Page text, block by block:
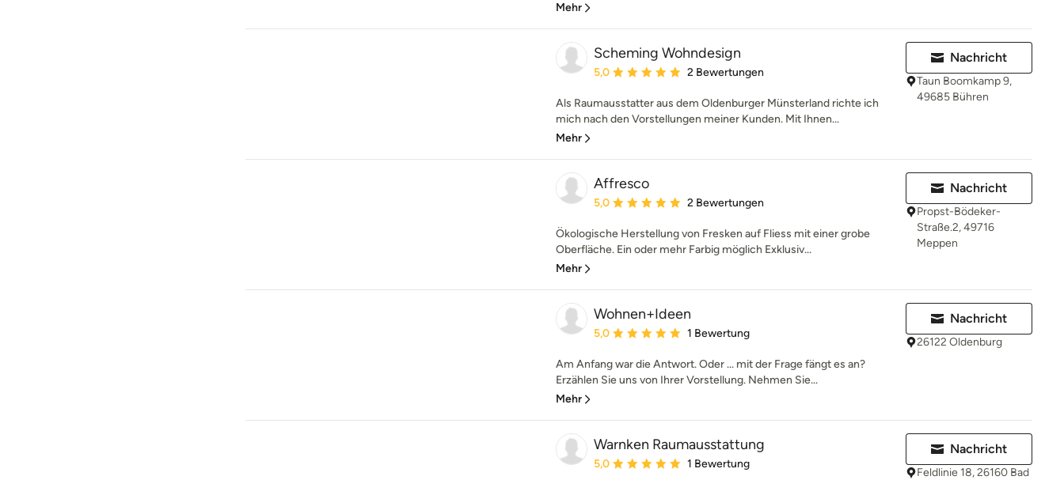
Mehr
Scheming Wohndesign
Durchschnittliche Bewertung: 5 von 5 Sternen
5,0 2 Bewertungen
Als Raumausstatter aus dem Oldenburger Münsterland richte ich
mich nach den Vorstellungen meiner Kunden. Mit Ihnen...
Mehr
Nachricht
Taun Boomkamp 9,
49685 Bühren
Affresco
Durchschnittliche Bewertung: 5 von 5 Sternen
5,0 2 Bewertungen
Ökologische Herstellung von Fresken auf Fliess mit einer grobe
Oberfläche. Ein oder mehr Farbig möglich Exklusiv...
Mehr
Nachricht
Propst-Bödeker-
Straße.2, 49716
Meppen
Wohnen+Ideen
Durchschnittliche Bewertung: 5 von 5 Sternen
5,0 1 Bewertung
Am Anfang war die Antwort. Oder ... mit der Frage fängt es an?
Erzählen Sie uns von Ihrer Vorstellung. Nehmen Sie...
Mehr
Nachricht
26122 Oldenburg
Warnken Raumausstattung
Durchschnittliche Bewertung: 5 von 5 Sternen
5,0 1 Bewertung
Nachricht
Feldlinie 18, 26160 Bad